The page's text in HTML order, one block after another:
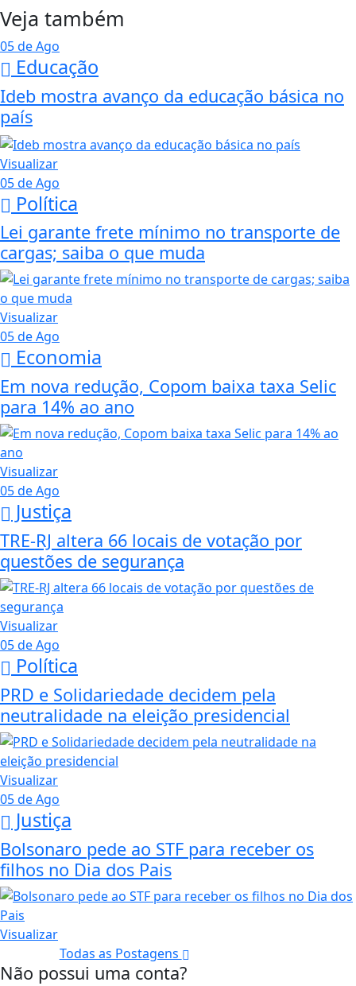
Veja também
05 de Ago
Educação
Ideb mostra avanço da educação básica no
país
Visualizar
05 de Ago
Política
Lei garante frete mínimo no transporte de
cargas; saiba o que muda
Visualizar
05 de Ago
Economia
Em nova redução, Copom baixa taxa Selic
para 14% ao ano
Visualizar
05 de Ago
Justiça
TRE-RJ altera 66 locais de votação por
questões de segurança
Visualizar
05 de Ago
Política
PRD e Solidariedade decidem pela
neutralidade na eleição presidencial
Visualizar
05 de Ago
Justiça
Bolsonaro pede ao STF para receber os
filhos no Dia dos Pais
Visualizar
Todas as Postagens
Não possui uma conta?